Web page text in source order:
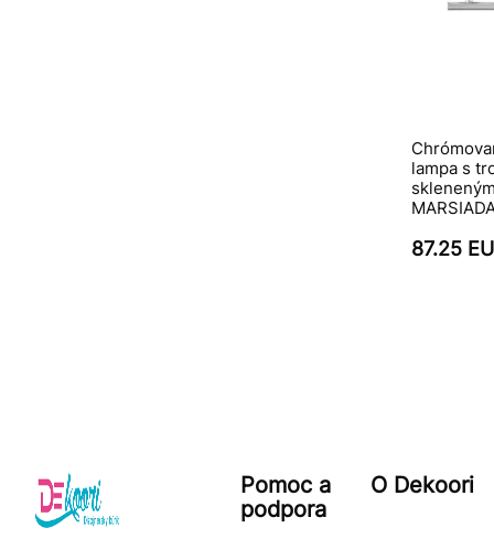
lampa s
87.25
Pomoc a
podpora
O Dekoori